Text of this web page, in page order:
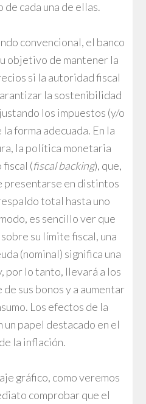
cada una de ellas.
convencional, el banco
objetivo de mantener la
si la autoridad fiscal
la sostenibilidad
los impuestos (y/o
forma adecuada. En la
la política monetaria
(fiscal backing), que,
presentarse en distintos
total hasta uno
es sencillo ver que
su límite fiscal, una
(nominal) significa una
por lo tanto, llevará a los
sus bonos y a aumentar
Los efectos de la
un papel destacado en el
la inflación.
gráfico, como veremos
comprobar que el